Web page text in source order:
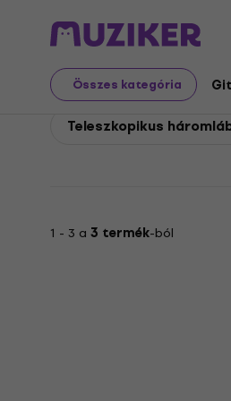
Összes kategória
Hercules Hangtechnika
Hercules
Teleszkopikus
1 - 3 a 3 termék-ból